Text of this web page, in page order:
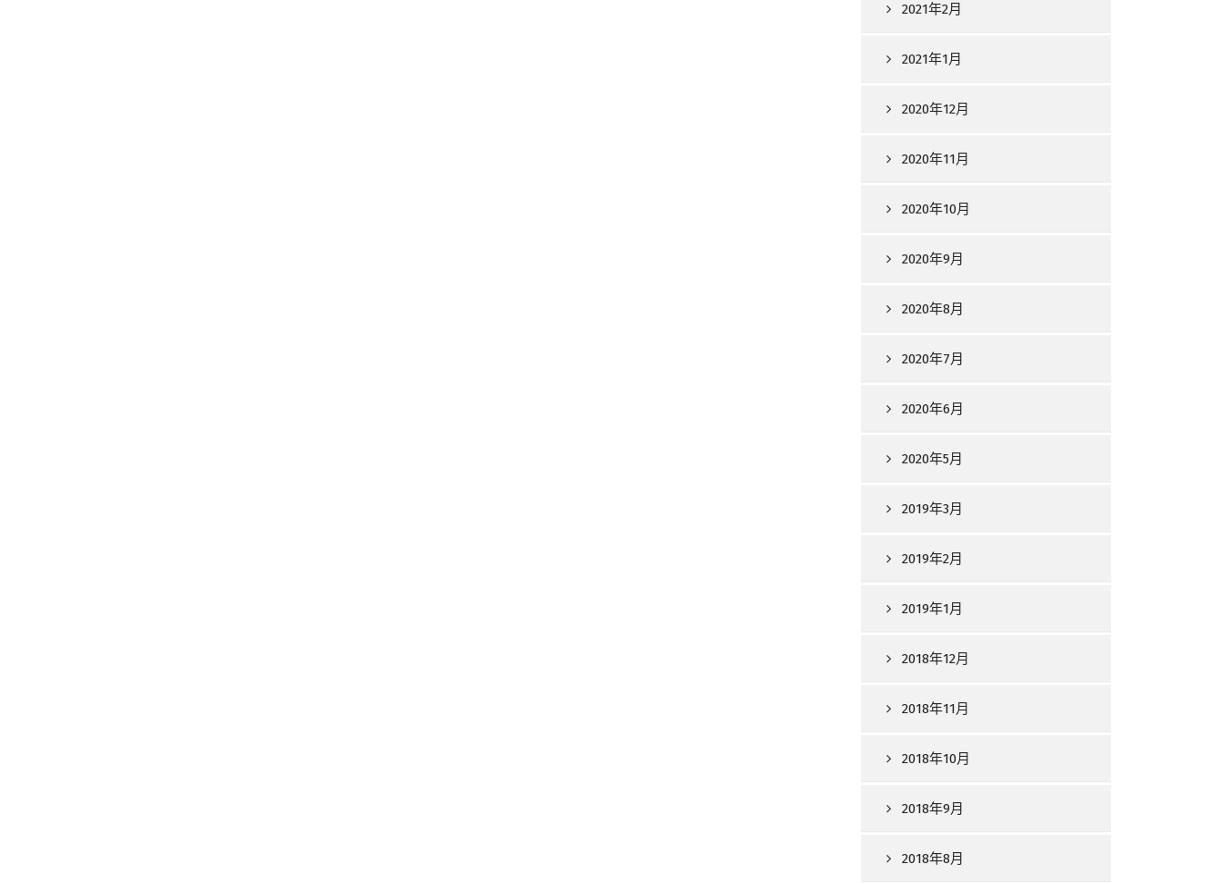
2021年2月
2021年1月
2020年12月
2020年11月
2020年10月
2020年9月
2020年8月
2020年7月
2020年6月
2020年5月
2019年3月
2019年2月
2019年1月
2018年12月
2018年11月
2018年10月
2018年9月
2018年8月